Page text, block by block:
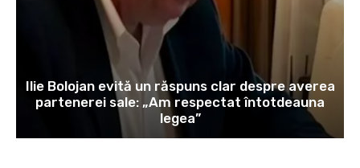
Ilie Bolojan evită un răspuns clar despre averea
partenerei sale: „Am respectat întotdeauna
legea”